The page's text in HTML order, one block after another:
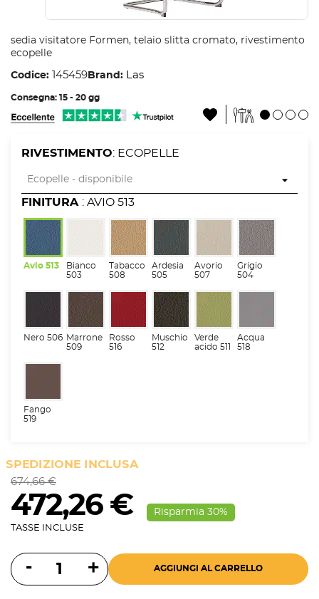
sedia visitatore Formen, telaio slitta cromato, rivestimento
ecopelle
Codice: 145459 Brand: Las
Consegna: 15 - 20 gg
RIVESTIMENTO: ECOPELLE
FINITURA : AVIO 513
Avio 513
Bianco
503
Tabacco
508
Ardesia
505
Avorio
507
Grigio
504
Nero 506 Marrone
509
Rosso
516
Muschio
512
Verde
acido 511
Acqua
518
Fango
519
SPEDIZIONE INCLUSA
674,66 €
472,26 € Risparmia 30%
TASSE INCLUSE
AGGIUNGI AL CARRELLO